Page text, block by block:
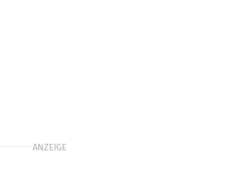
ANZEIGE